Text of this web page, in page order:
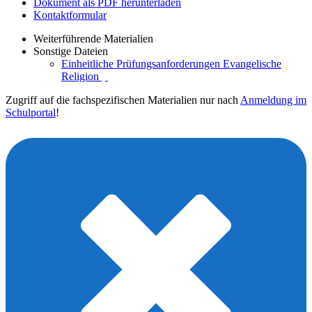
Dokument als PDF herunterladen
Kontaktformular
Weiterführende Materialien
Sonstige Dateien
Einheitliche Prüfungsanforderungen Evangelische
Religion
Zugriff auf die fachspezifischen Materialien nur nach Anmeldung im
Schulportal!